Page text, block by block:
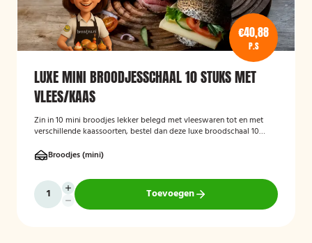
€40,88
P.S
LUXE MINI BROODJESSCHAAL 10 STUKS MET
VLEES/KAAS
Zin in 10 mini broodjes lekker belegd met vleeswaren tot en met
verschillende kaassoorten, bestel dan deze luxe broodschaal 10
Broodjes (mini)
Toevoegen